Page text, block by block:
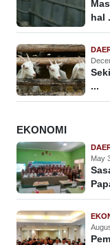
hal
...
EKONOMI
May